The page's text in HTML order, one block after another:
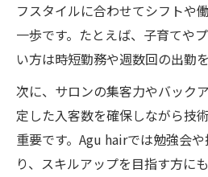
フスタイルに合わせてシフトや
一歩です。たとえば、子育てや
い方は時短勤務や週数回の出勤
次に、サロンの集客力やバック
定した入客数を確保しながら技
重要です。Agu hairでは勉強会
り、スキルアップを目指す方に